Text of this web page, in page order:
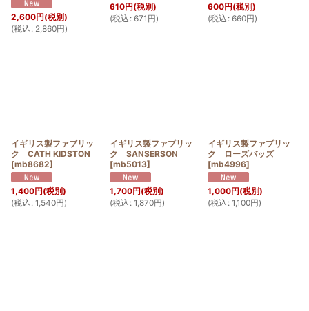
2,600円(税別)
(税込 : 2,860円)
610円(税別)
(税込 : 671 円)
600円(税別)
(税込 : 660円)
イギリス製ファブリッ
ク CATH KIDSTON
[mb8682]
1,400円(税別)
(税込 : 1,540円)
イギリス製ファブリッ
ク SANSERSON
[mb5013]
1,700円(税別)
(税込 : 1,870円)
イギリス製ファブリッ
ク ローズバッズ
[mb4996]
1,000円(税別)
(税込 : 1,100円)